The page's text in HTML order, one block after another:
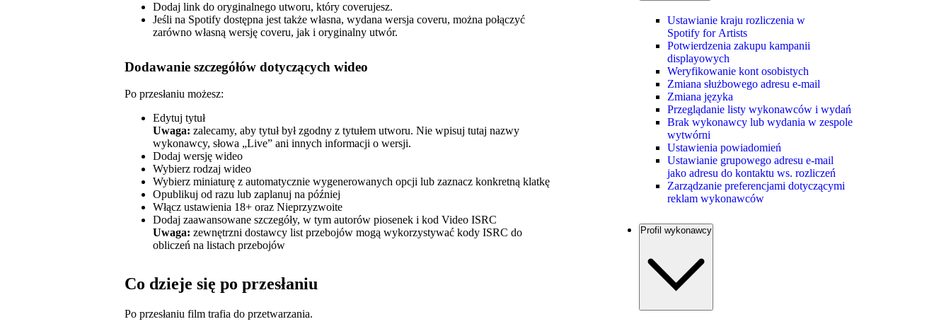
Dodaj link do oryginalnego utworu, który coverujesz.
Jeśli na Spotify dostępna jest także własna, wydana wersja coveru, można połączyć
zarówno własną wersję coveru, jak i oryginalny utwór.
Dodawanie szczegółów dotyczących wideo
Po przesłaniu możesz:
Edytuj tytuł
Uwaga: zalecamy, aby tytuł był zgodny z tytułem utworu. Nie wpisuj tutaj nazwy
wykonawcy, słowa „Live” ani innych informacji o wersji.
Dodaj wersję wideo
Wybierz rodzaj wideo
Wybierz miniaturę z automatycznie wygenerowanych opcji lub zaznacz konkretną klatkę
Opublikuj od razu lub zaplanuj na później
Włącz ustawienia 18+ oraz Nieprzyzwoite
Dodaj zaawansowane szczegóły, w tym autorów piosenek i kod Video ISRC
Uwaga: zewnętrzni dostawcy list przebojów mogą wykorzystywać kody ISRC do
obliczeń na listach przebojów
Co dzieje się po przesłaniu
Po przesłaniu film trafia do przetwarzania.
Ustawianie kraju rozliczenia w
Spotify for Artists
Potwierdzenia zakupu kampanii
displayowych
Weryfikowanie kont osobistych
Zmiana służbowego adresu e-mail
Zmiana języka
Przeglądanie listy wykonawców i wydań
Brak wykonawcy lub wydania w zespole
wytwórni
Ustawienia powiadomień
Ustawianie grupowego adresu e‑mail
jako adresu do kontaktu ws. rozliczeń
Zarządzanie preferencjami dotyczącymi
reklam wykonawców
Profil wykonawcy